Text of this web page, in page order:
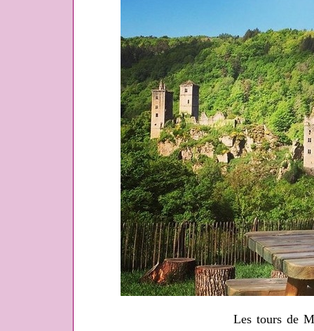
Les tours de